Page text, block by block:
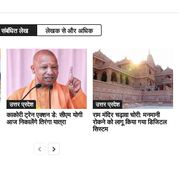
संबंधित लेख लेखक से और अधिक
उत्तर प्रदेश
काकोरी ट्रेन एक्शन डे: सीएम योगी
आज निकालेंगे तिरंगा यात्रा
उत्तर प्रदेश
राम मंदिर चढ़ावा चोरी: मनमानी
रोकने को लागू किया गया डिजिटल
सिस्टम